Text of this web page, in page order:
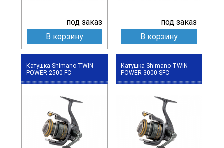
под заказ
В корзину
под заказ
В корзину
Катушка Shimano TWIN
POWER 2500 FC
Катушка Shimano TWIN
POWER 3000 SFC